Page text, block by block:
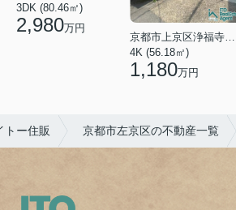
3DK (80.46㎡)
2,980万円
京都市上京区浄福寺通一条下る東西俵屋町
4K (56.18㎡)
1,180万円
トー住販 京都市左京区の不動産一覧